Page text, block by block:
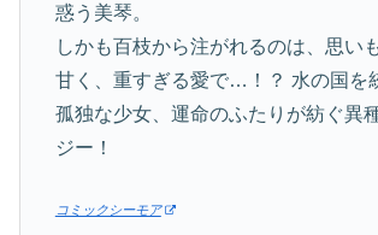
惑う美琴。
しかも百枝から注がれるのは、思い
甘く、重すぎる愛で…！？ 水の国を
孤独な少女、運命のふたりが紡ぐ異
ジー！
コミックシーモア